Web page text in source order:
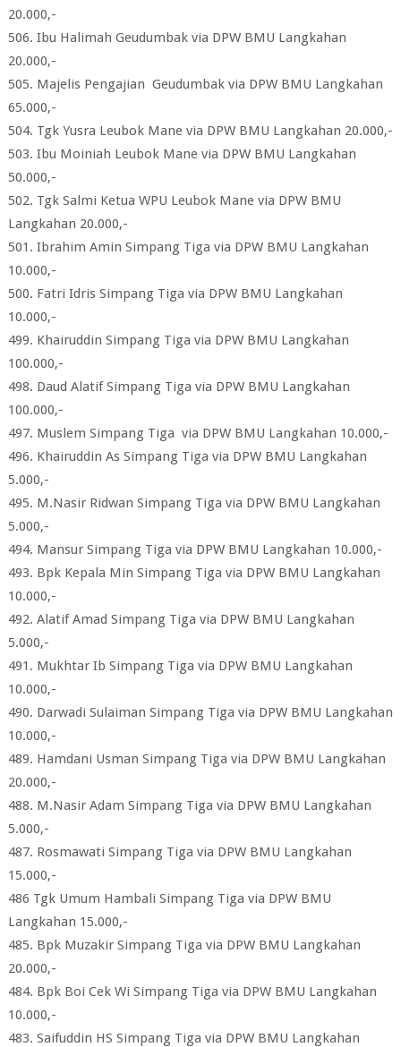
20.000,-
506. Ibu Halimah Geudumbak via DPW BMU Langkahan
20.000,-
505. Majelis Pengajian Geudumbak via DPW BMU Langkahan
65.000,-
504. Tgk Yusra Leubok Mane via DPW BMU Langkahan 20.000,-
503. Ibu Moiniah Leubok Mane via DPW BMU Langkahan
50.000,-
502. Tgk Salmi Ketua WPU Leubok Mane via DPW BMU
Langkahan 20.000,-
501. Ibrahim Amin Simpang Tiga via DPW BMU Langkahan
10.000,-
500. Fatri Idris Simpang Tiga via DPW BMU Langkahan
10.000,-
499. Khairuddin Simpang Tiga via DPW BMU Langkahan
100.000,-
498. Daud Alatif Simpang Tiga via DPW BMU Langkahan
100.000,-
497. Muslem Simpang Tiga via DPW BMU Langkahan 10.000,-
496. Khairuddin As Simpang Tiga via DPW BMU Langkahan
5.000,-
495. M.Nasir Ridwan Simpang Tiga via DPW BMU Langkahan
5.000,-
494. Mansur Simpang Tiga via DPW BMU Langkahan 10.000,-
493. Bpk Kepala Min Simpang Tiga via DPW BMU Langkahan
10.000,-
492. Alatif Amad Simpang Tiga via DPW BMU Langkahan
5.000,-
491. Mukhtar Ib Simpang Tiga via DPW BMU Langkahan
10.000,-
490. Darwadi Sulaiman Simpang Tiga via DPW BMU Langkahan
10.000,-
489. Hamdani Usman Simpang Tiga via DPW BMU Langkahan
20.000,-
488. M.Nasir Adam Simpang Tiga via DPW BMU Langkahan
5.000,-
487. Rosmawati Simpang Tiga via DPW BMU Langkahan
15.000,-
486 Tgk Umum Hambali Simpang Tiga via DPW BMU
Langkahan 15.000,-
485. Bpk Muzakir Simpang Tiga via DPW BMU Langkahan
20.000,-
484. Bpk Boi Cek Wi Simpang Tiga via DPW BMU Langkahan
10.000,-
483. Saifuddin HS Simpang Tiga via DPW BMU Langkahan